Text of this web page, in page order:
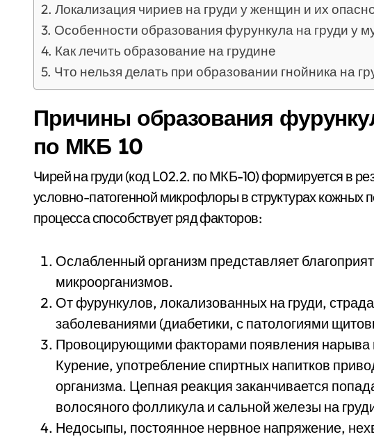
Локализация чириев на груди у женщин и их
Особенности образования фурункула на груди у
Как лечить образование на грудине
Что нельзя делать при образовании гнойника на
Причины образования
по МКБ 10
Чирей на груди (код L02.2. по МКБ-10) формируется в
условно-патогенной микрофлоры в структурах кожных
процесса способствует ряд факторов:
Ослабленный организм представляет
микроорганизмов.
От фурункулов, локализованных на груди,
заболеваниями (диабетики, с патологиями
Провоцирующими факторами появления нарыва
Курение, употребление спиртных напитков
организма. Цепная реакция заканчивается
волосяного фолликула и сальной железы на
Недосыпы, постоянное нервное напряжение,